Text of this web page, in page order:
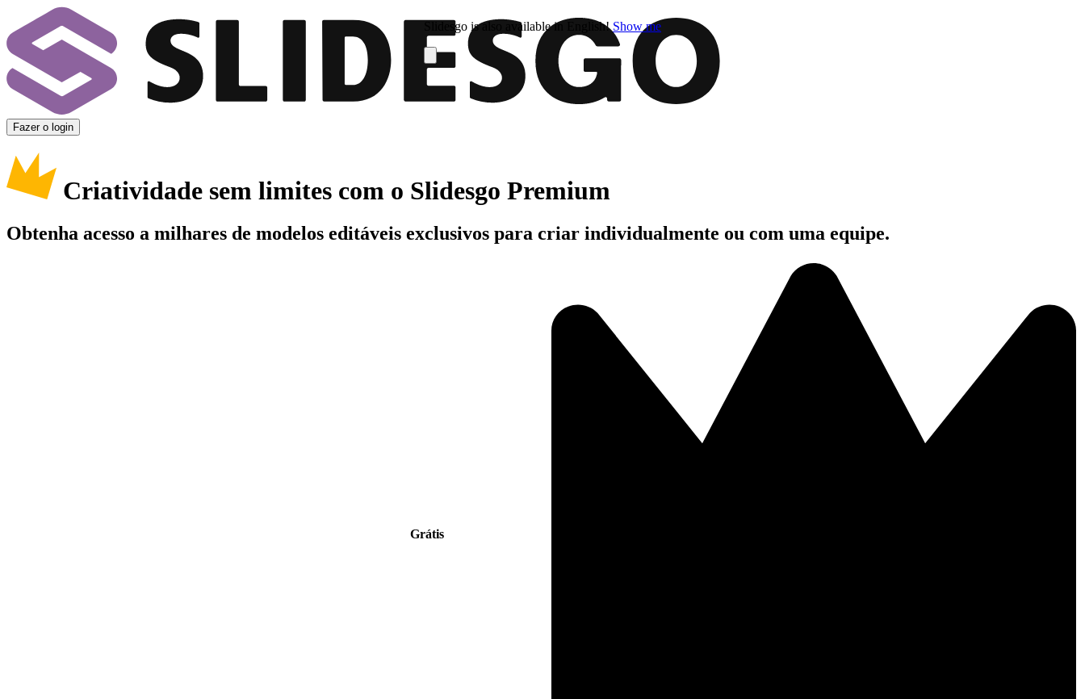
Slidesgo is also available in English! Show me
Fazer o login
Criatividade sem limites com o Slidesgo Premium
Obtenha acesso a milhares de modelos editáveis exclusivos para criar individualmente ou com uma equipe.
Grátis